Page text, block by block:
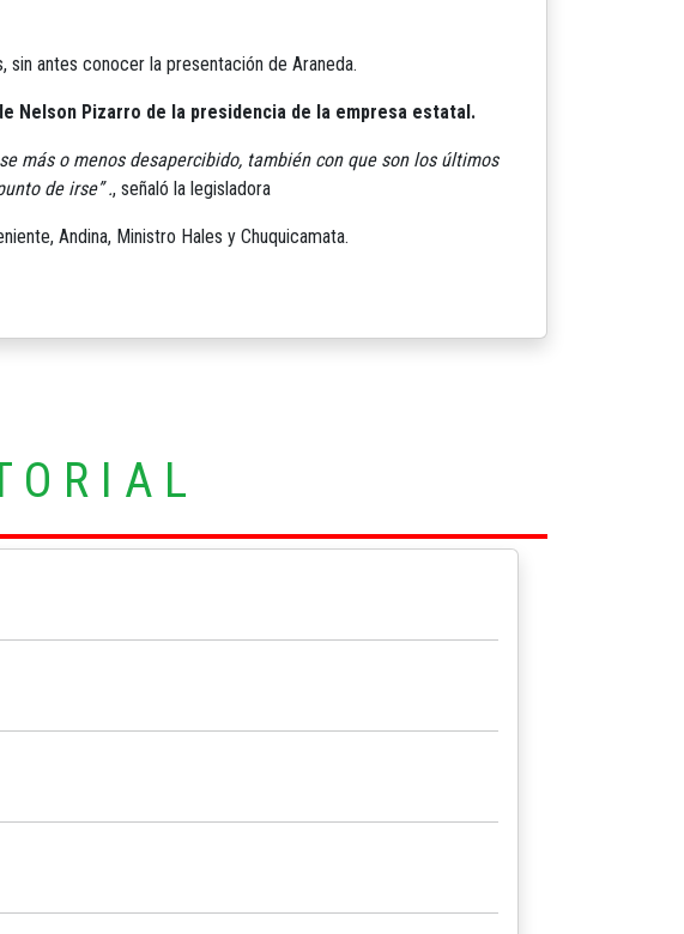
antes conocer la presentación de Araneda.
Nelson Pizarro de la presidencia de la empresa estatal.
más o menos desapercibido, también con que son los últimos
de irse” ., señaló la legisladora
Andina, Ministro Hales y Chuquicamata.